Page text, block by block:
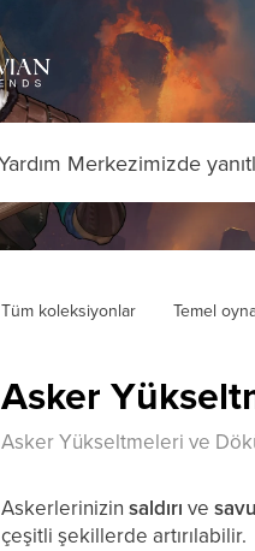
Tüm koleksiyonlar Temel
Asker
Asker Yükseltmeleri ve
Askerlerinizinsaldırı ve
çeşitli şekillerde artırılabilir.